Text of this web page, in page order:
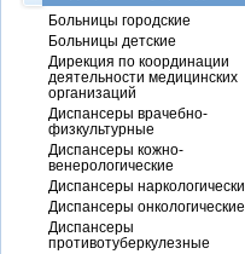
Больницы городские
Больницы детские
Дирекция по координации
деятельности медицинских
организаций
Диспансеры врачебно-
физкультурные
Диспансеры кожно-
венерологические
Диспансеры
Диспансеры онкологические
Диспансеры
противотуберкулезные